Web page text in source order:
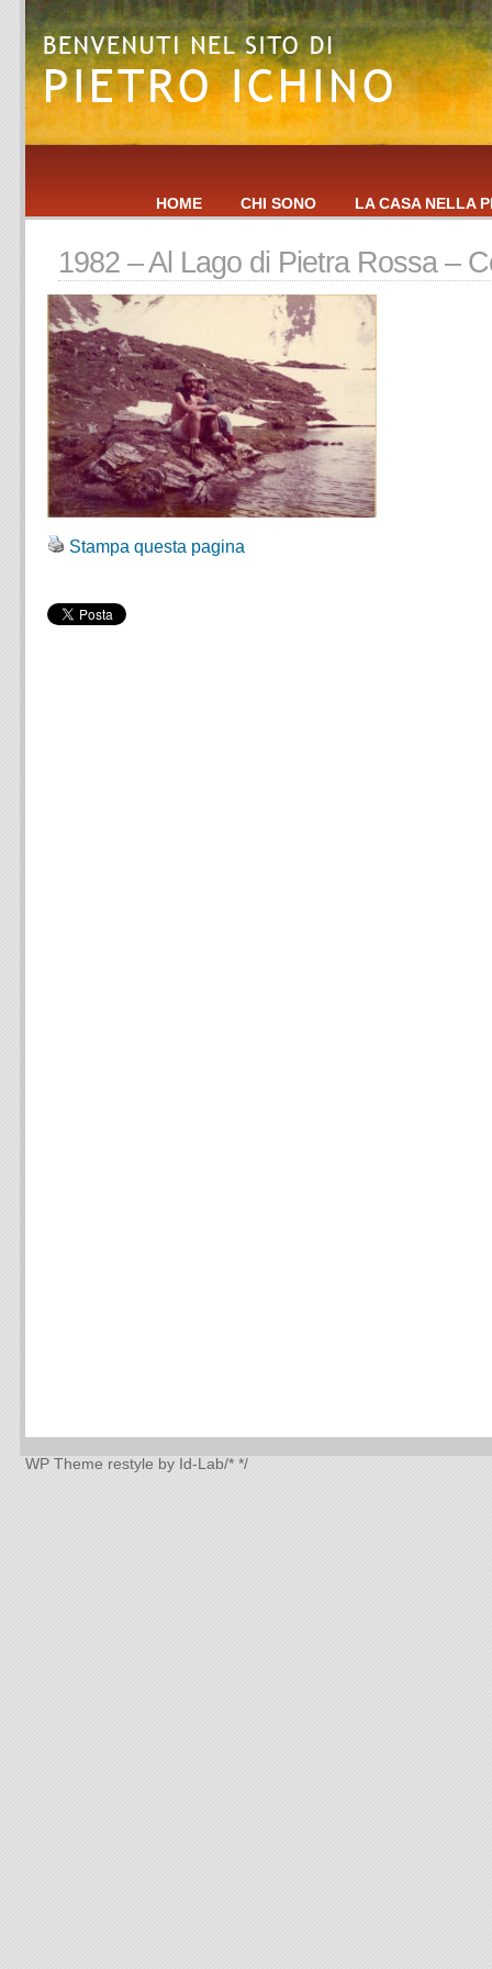
HOME CHI SONO LA CASA NELLA
1982 – Al Lago di Pietra Rossa –
Stampa questa pagina
WP Theme restyle by Id-Lab/* */